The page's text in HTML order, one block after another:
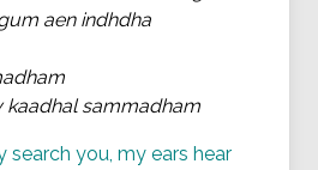
aen indhdha
kaadhal sammadham
search you, my ears hear